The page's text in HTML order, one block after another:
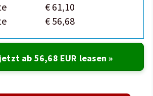
€ 61,10
€ 56,68
jetzt ab 56,68 EUR leasen »